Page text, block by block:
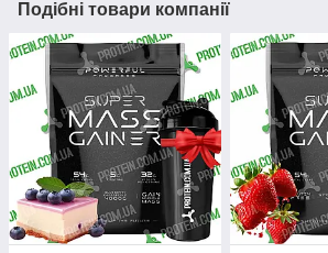
Подібні товари компанії